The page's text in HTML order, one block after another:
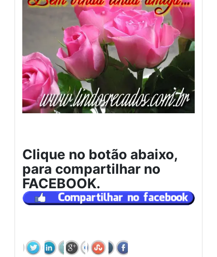
Clique no botão abaixo,
para compartilhar no
FACEBOOK.